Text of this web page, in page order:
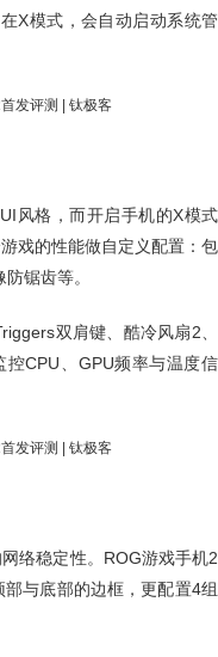
X模式，会自动启动系统管
风格，而开启手机的X模式
戏的性能做自定义配置：包
锯齿等。
双肩键、酷冷风扇2、
CPU、GPU频率与温度信
络稳定性。ROG游戏手机2
与底部的边框，更配置4组